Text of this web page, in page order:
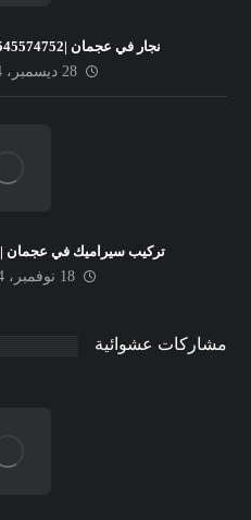
نجار في عجمان |0545574752|نجار رخيص في عجمان
28 ديسمبر، 2024
تركيب سيراميك في عجمان |0545574752 |تركيب بلاط
18 نوفمبر، 2024
مشاركات عشوائية